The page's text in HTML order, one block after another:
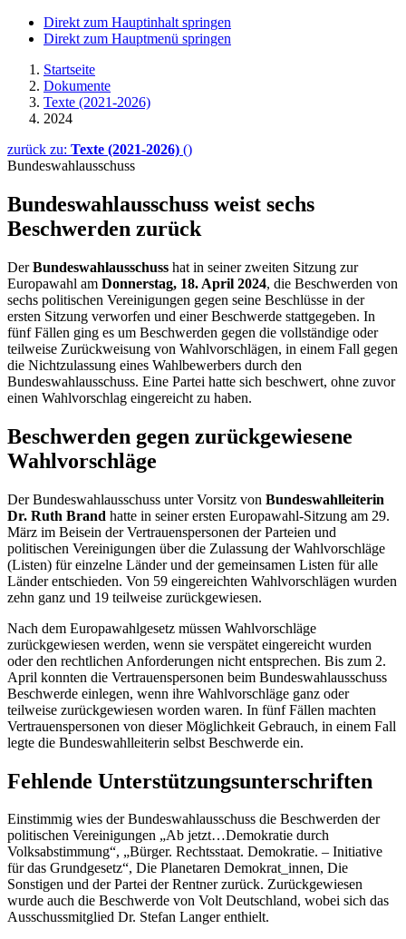
Direkt zum Hauptinhalt springen
Direkt zum Hauptmenü springen
Startseite
Dokumente
Texte (2021-2026)
2024
zurück zu: Texte (2021-2026) ()
Bundeswahlausschuss
Bundeswahlausschuss weist sechs
Beschwerden zurück
DerBundeswahlausschuss hat in seiner zweiten Sitzung zur
Europawahl am Donnerstag, 18. April 2024, die Beschwerden von
sechs politischen Vereinigungen gegen seine Beschlüsse in der
ersten Sitzung verworfen und einer Beschwerde stattgegeben. In
fünf Fällen ging es um Beschwerden gegen die vollständige oder
teilweise Zurückweisung von Wahlvorschlägen, in einem Fall gegen
die Nichtzulassung eines Wahlbewerbers durch den
Bundeswahlausschuss. Eine Partei hatte sich beschwert, ohne zuvor
einen Wahlvorschlag eingereicht zu haben.
Beschwerden gegen zurückgewiesene
Wahlvorschläge
Der Bundeswahlausschuss unter Vorsitz von Bundeswahlleiterin
Dr. Ruth Brand hatte in seiner ersten Europawahl-Sitzung am 29.
März im Beisein der Vertrauenspersonen der Parteien und
politischen Vereinigungen über die Zulassung der Wahlvorschläge
(Listen) für einzelne Länder und der gemeinsamen Listen für alle
Länder entschieden. Von 59 eingereichten Wahlvorschlägen wurden
zehn ganz und 19 teilweise zurückgewiesen.
Nach dem Europawahlgesetz müssen Wahlvorschläge
zurückgewiesen werden, wenn sie verspätet eingereicht wurden
oder den rechtlichen Anforderungen nicht entsprechen. Bis zum 2.
April konnten die Vertrauenspersonen beim Bundeswahlausschuss
Beschwerde einlegen, wenn ihre Wahlvorschläge ganz oder
teilweise zurückgewiesen worden waren. In fünf Fällen machten
Vertrauenspersonen von dieser Möglichkeit Gebrauch, in einem Fall
legte die Bundeswahlleiterin selbst Beschwerde ein.
Fehlende Unterstützungsunterschriften
Einstimmig wies der Bundeswahlausschuss die Beschwerden der
politischen Vereinigungen „Ab jetzt…Demokratie durch
Volksabstimmung“, „Bürger. Rechtsstaat. Demokratie. – Initiative
für das Grundgesetz“, Die Planetaren Demokrat_innen, Die
Sonstigen und der Partei der Rentner zurück. Zurückgewiesen
wurde auch die Beschwerde von Volt Deutschland, wobei sich das
Ausschussmitglied Dr. Stefan Langer enthielt.